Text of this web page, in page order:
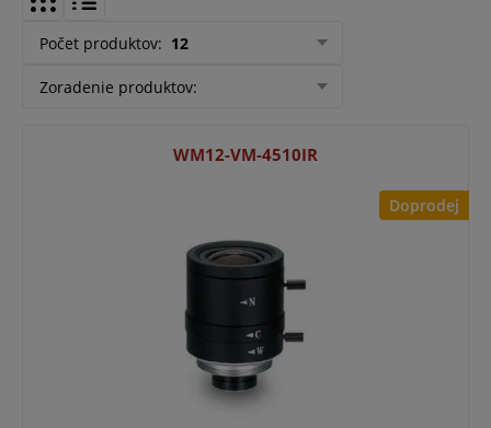
Počet produktov: 12
Zoradenie produktov:
Doprodej
WM12-VM-4510IR